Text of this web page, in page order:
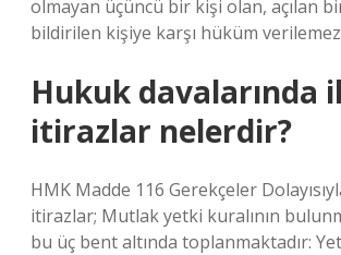
olmayan üçüncü bir kişi olan, açılan
bildirilen kişiye karşı hüküm
Hukuk davalarında
itirazlar nelerdir?
HMK Madde 116 Gerekçeler
itirazlar; Mutlak yetki kuralının
bu üç bent altında toplanmaktadır: